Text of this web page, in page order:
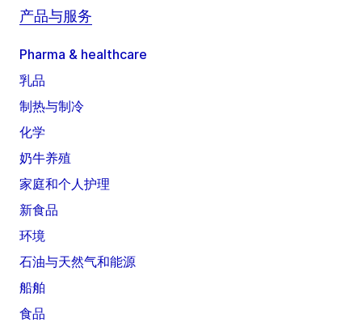
产品与服务
Pharma & healthcare
乳品
制热与制冷
化学
奶牛养殖
家庭和个人护理
新食品
环境
石油与天然气和能源
船舶
食品